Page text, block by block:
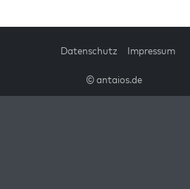
Datenschutz Impressum
© antaios.de